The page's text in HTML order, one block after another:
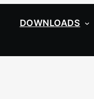
DOWNLOADS